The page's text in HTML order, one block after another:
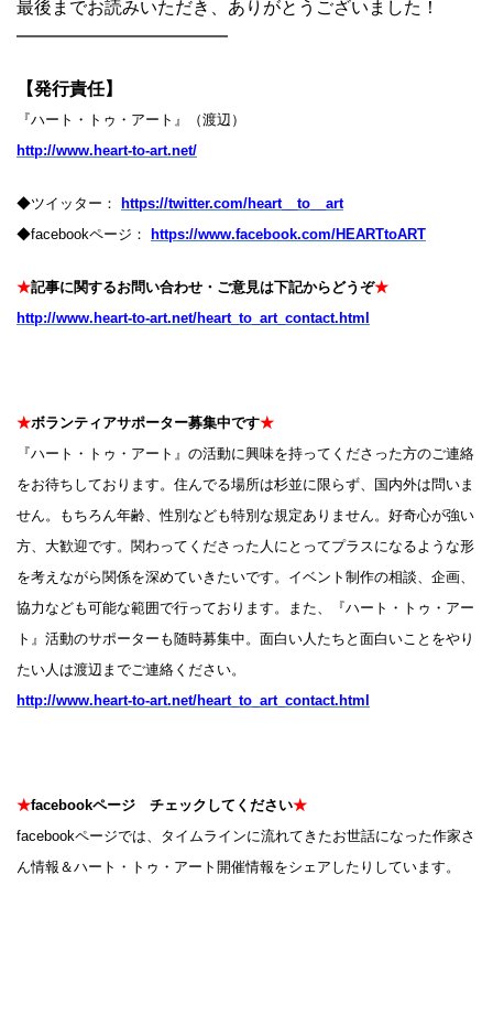
最後までお読みいただき、ありがとうございました！
━━━━━━━━━━━━
【発行責任】
『ハート・トゥ・アート』（渡辺）
http://www.heart-to-art.net/
◆ツイッター： https://twitter.com/heart__to__art
◆facebookページ： https://www.facebook.com/HEARTtoART
★記事に関するお問い合わせ・ご意見は下記からどうぞ★
http://www.heart-to-art.net/heart_to_art_contact.html
★ボランティアサポーター募集中です★
『ハート・トゥ・アート』の活動に興味を持ってくださった方のご連絡
をお待ちしております。住んでる場所は杉並に限らず、国内外は問いま
せん。もちろん年齢、性別なども特別な規定ありません。好奇心が強い
方、大歓迎です。関わってくださった人にとってプラスになるような形
を考えながら関係を深めていきたいです。イベント制作の相談、企画、
協力なども可能な範囲で行っております。また、『ハート・トゥ・アー
ト』活動のサポーターも随時募集中。面白い人たちと面白いことをやり
たい人は渡辺までご連絡ください。
http://www.heart-to-art.net/heart_to_art_contact.html
★facebookページ チェックしてください★
facebookページでは、タイムラインに流れてきたお世話になった作家さ
ん情報＆ハート・トゥ・アート開催情報をシェアしたりしています。